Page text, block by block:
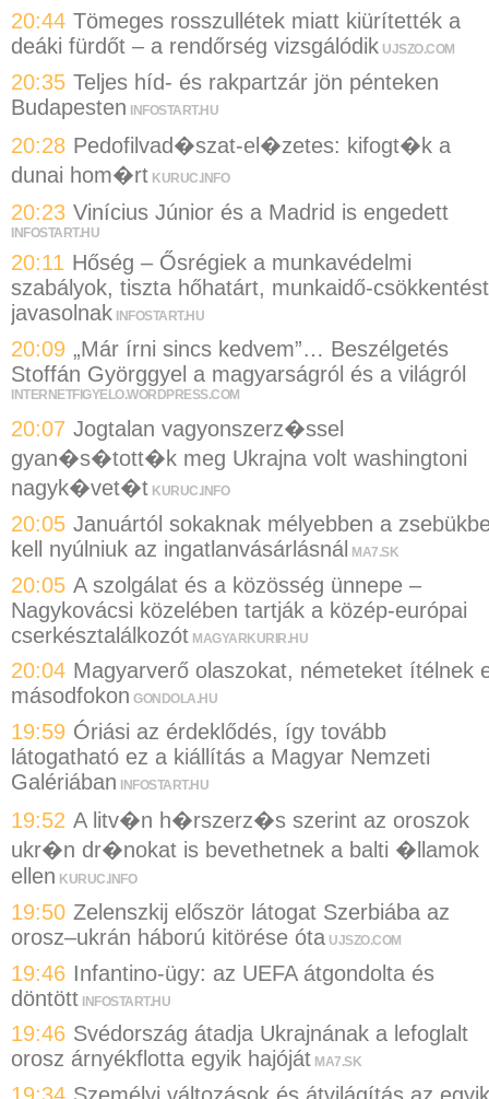
20:44 Tömeges rosszullétek miatt kiürítették a
deáki fürdőt – a rendőrség vizsgálódik UJSZO.COM
20:35 Teljes híd- és rakpartzár jön pénteken
Budapesten INFOSTART.HU
20:28 Pedofilvad�szat-el�zetes: kifogt�k a
dunai hom�rt KURUC.INFO
20:23 Vinícius Júnior és a Madrid is engedett
INFOSTART.HU
20:11 Hőség – Ősrégiek a munkavédelmi
szabályok, tiszta hőhatárt, munkaidő-csökkentést
javasolnak INFOSTART.HU
20:09 „Már írni sincs kedvem”… Beszélgetés
Stoffán Györggyel a magyarságról és a világról
INTERNETFIGYELO.WORDPRESS.COM
20:07 Jogtalan vagyonszerz�ssel
gyan�s�tott�k meg Ukrajna volt washingtoni
nagyk�vet�t KURUC.INFO
20:05 Januártól sokaknak mélyebben a
kell nyúlniuk az ingatlanvásárlásnál
MA7.SK
20:05 A szolgálat és a közösség ünnepe –
Nagykovácsi közelében tartják a közép-európai
cserkésztalálkozót MAGYARKURIR.HU
20:04 Magyarverő olaszokat, németeket ítélnek
másodfokon GONDOLA.HU
19:59 Óriási az érdeklődés, így tovább
látogatható ez a kiállítás a Magyar Nemzeti
Galériában INFOSTART.HU
19:52 A litv�n h�rszerz�s szerint az oroszok
ukr�n dr�nokat is bevethetnek a balti �llamok
ellen KURUC.INFO
19:50 Zelenszkij először látogat Szerbiába az
orosz–ukrán háború kitörése óta UJSZO.COM
19:46 Infantino-ügy: az UEFA átgondolta és
döntött INFOSTART.HU
19:46 Svédország átadja Ukrajnának a lefoglalt
orosz árnyékflotta egyik hajóját MA7.SK